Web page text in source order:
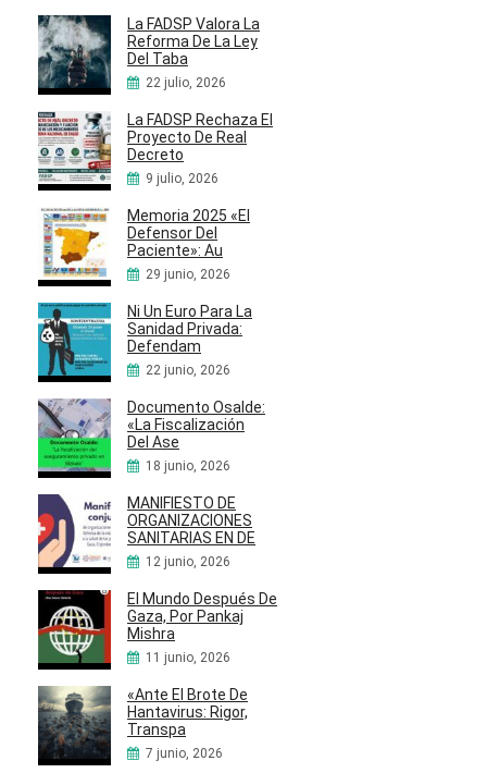
La FADSP Valora La
Reforma De La Ley
Del Taba
22 julio, 2026
La FADSP Rechaza El
Proyecto De Real
Decreto
9 julio, 2026
Memoria 2025 «El
Defensor Del
Paciente»: Au
29 junio, 2026
Ni Un Euro Para La
Sanidad Privada:
Defendam
22 junio, 2026
Documento Osalde:
«La Fiscalización
Del Ase
18 junio, 2026
MANIFIESTO DE
ORGANIZACIONES
SANITARIAS EN DE
12 junio, 2026
El Mundo Después De
Gaza, Por Pankaj
Mishra
11 junio, 2026
«Ante El Brote De
Hantavirus: Rigor,
Transpa
7 junio, 2026